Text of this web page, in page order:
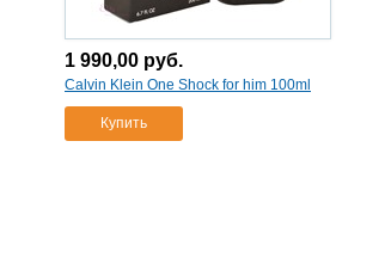
1 990,00 руб.
Calvin Klein One Shock for him 100ml
Купить